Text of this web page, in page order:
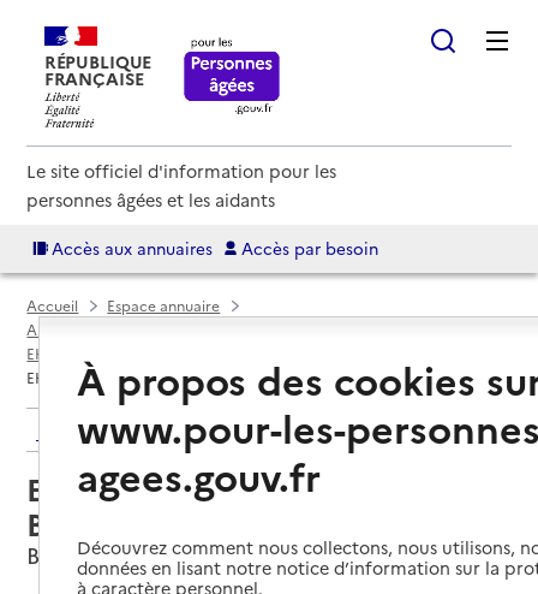
RÉPUBLIQUE
FRANÇAISE
Le site officiel d'information pour les
personnes âgées et les aidants
Accès aux annuaires Accès par besoin
Accueil
Espace annuaire
Annuaire EHPAD et maisons de retraite
EHPAD par département
EHPAD du Centre hospitalier de Beauvais
Retour aux résultats de l'annuaire
EHPAD du Centre hospitalier de
Beauvais
Beauvais, OISE
À propos des cookies
www.pour-les-
agees.gouv.fr
Découvrez comment nous collectons, nous utilisons,
données en lisant notre notice d’information sur la
à caractère personnel.